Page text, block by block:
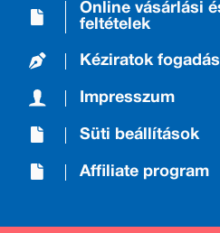
Online vásárlási
feltételek
Kéziratok
Impresszum
Süti beállítások
Affiliate program